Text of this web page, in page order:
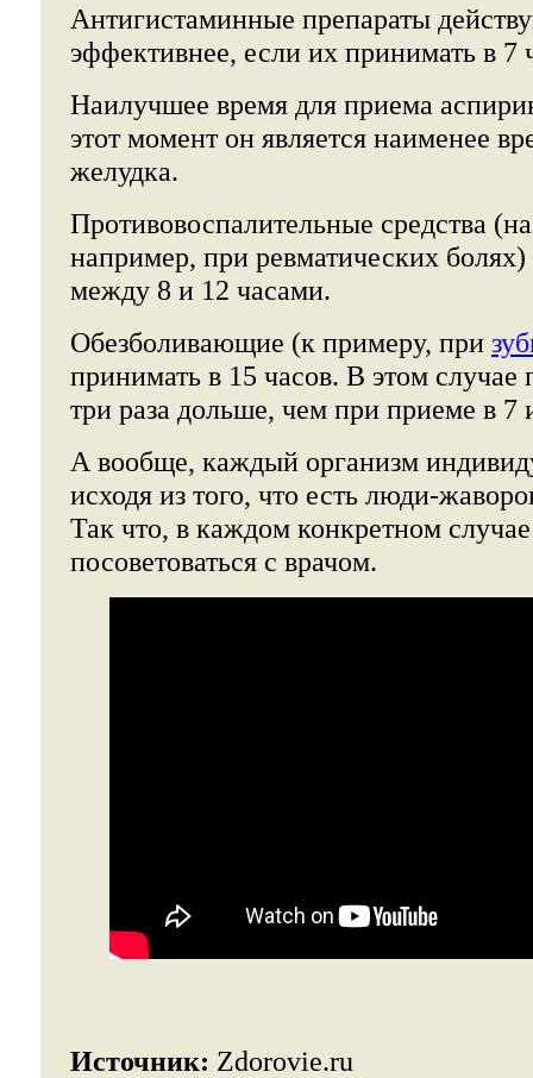
Антигистаминные препараты
эффективнее, если их принимать в 7
Наилучшее время для приема
этот момент он является наименее
желудка.
Противовоспалительные средства
например, при ревматических
между 8 и 12 часами.
Обезболивающие (к примеру, при
принимать в 15 часов. В этом случае
три раза дольше, чем при приеме в 7
А вообще, каждый организм
исходя из того, что есть люди-
Так что, в каждом конкретном
посоветоваться с врачом.
Источник: Zdorovie.ru